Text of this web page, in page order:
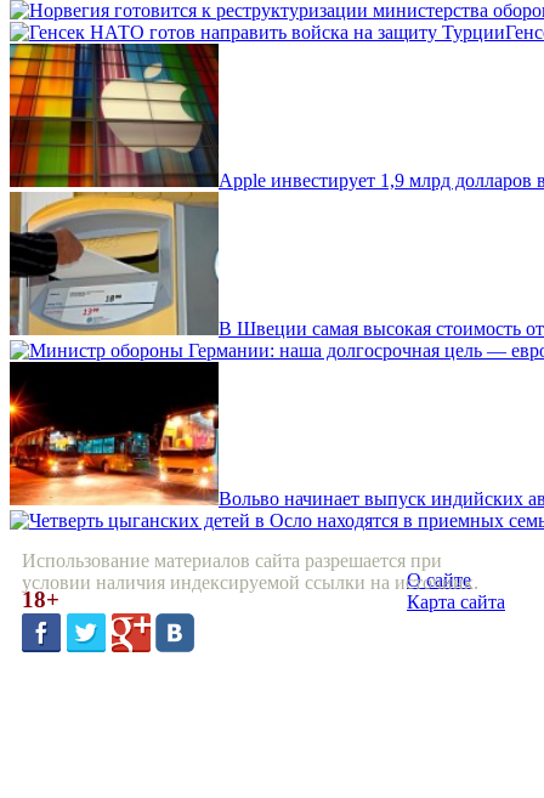
Apple инвестирует 1,9 млрд
В Швеции самая высокая стоимость
Вольво начинает выпуск индийских
Использование материалов сайта разрешается при
условии наличия индексируемой ссылки на источник.
18+
О сайте
Карта сайта